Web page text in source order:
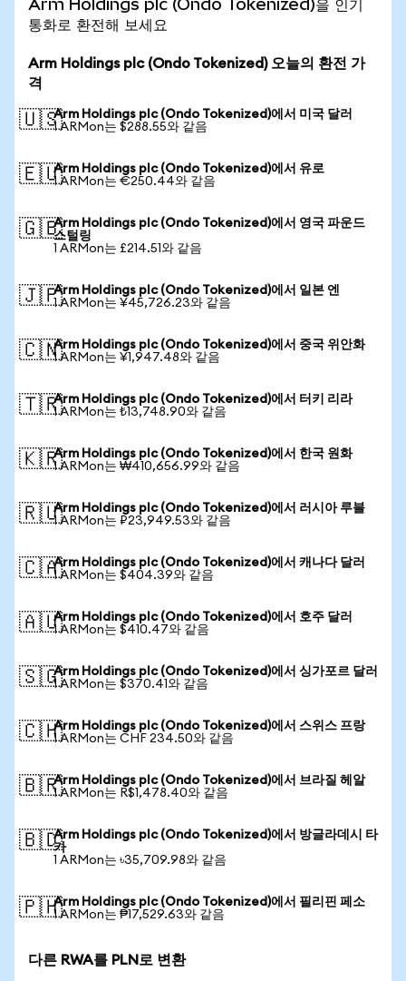
Arm Holdings plc (Ondo Tokenized)을 인기
통화로 환전해 보세요
Arm Holdings plc (Ondo Tokenized) 오늘의 환전 가
격
🇺🇸Arm Holdings plc (Ondo Tokenized)에서 미국 달러
1 ARMon는 $288.55와 같음
🇪🇺Arm Holdings plc (Ondo Tokenized)에서 유로
1 ARMon는 €250.44와 같음
🇬🇧Arm Holdings plc (Ondo Tokenized)에서 영국 파운드
스털링
1 ARMon는 £214.51와 같음
🇯🇵Arm Holdings plc (Ondo Tokenized)에서 일본 엔
1 ARMon는 ¥45,726.23와 같음
🇨🇳Arm Holdings plc (Ondo Tokenized)에서 중국 위안화
1 ARMon는 ¥1,947.48와 같음
🇹🇷Arm Holdings plc (Ondo Tokenized)에서 터키 리라
1 ARMon는 ₺13,748.90와 같음
🇰🇷Arm Holdings plc (Ondo Tokenized)에서 한국 원화
1 ARMon는 ₩410,656.99와 같음
🇷🇺Arm Holdings plc (Ondo Tokenized)에서 러시아 루블
1 ARMon는 ₽23,949.53와 같음
🇨🇦Arm Holdings plc (Ondo Tokenized)에서 캐나다 달러
1 ARMon는 $404.39와 같음
🇦🇺Arm Holdings plc (Ondo Tokenized)에서 호주 달러
1 ARMon는 $410.47와 같음
🇸🇬Arm Holdings plc (Ondo Tokenized)에서 싱가포르 달러
1 ARMon는 $370.41와 같음
🇨🇭Arm Holdings plc (Ondo Tokenized)에서 스위스 프랑
1 ARMon는 CHF 234.50와 같음
🇧🇷Arm Holdings plc (Ondo Tokenized)에서 브라질 헤알
1 ARMon는 R$1,478.40와 같음
🇧🇩Arm Holdings plc (Ondo Tokenized)에서 방글라데시 타
카
1 ARMon는 ৳35,709.98와 같음
🇵🇭Arm Holdings plc (Ondo Tokenized)에서 필리핀 페소
1 ARMon는 ₱17,529.63와 같음
다른 RWA를 PLN로 변환